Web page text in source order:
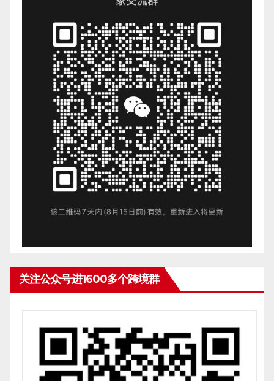
关注公众号进1600多个跨境群